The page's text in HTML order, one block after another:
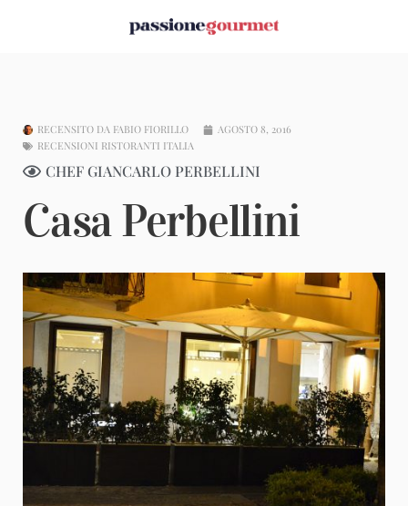
RECENSITO DA FABIO FIORILLO
AGOSTO 8, 2016
RECENSIONI RISTORANTI ITALIA
CHEF GIANCARLO PERBELLINI
Casa Perbellini